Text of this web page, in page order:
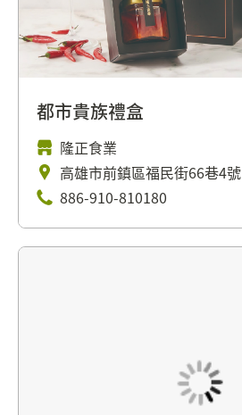
都市貴族禮盒
隆正食業
高雄市前鎮區福民街66巷4號
886-910-810180